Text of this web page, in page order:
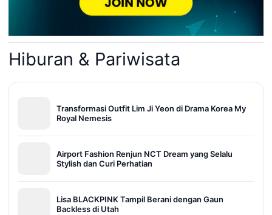
Hiburan & Pariwisata
Transformasi Outfit Lim Ji Yeon di Drama Korea My
Royal Nemesis
Airport Fashion Renjun NCT Dream yang Selalu
Stylish dan Curi Perhatian
Lisa BLACKPINK Tampil Berani dengan Gaun
Backless di Utah